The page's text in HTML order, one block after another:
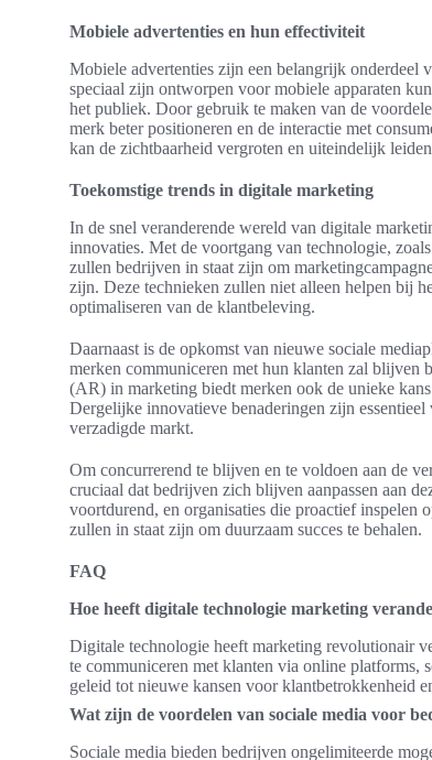
Mobiele advertenties en hun effectiviteit
Mobiele advertenties zijn een belangrijk onderdeel
speciaal zijn ontworpen voor mobiele apparaten
het publiek. Door gebruik te maken van de
merk beter positioneren en de interactie met
kan de zichtbaarheid vergroten en uiteindelijk
Toekomstige trends in digitale marketing
In de snel veranderende wereld van digitale
innovaties. Met de voortgang van technologie,
zullen bedrijven in staat zijn om
zijn. Deze technieken zullen niet alleen helpen bij
optimaliseren van de klantbeleving.
Daarnaast is de opkomst van nieuwe sociale
merken communiceren met hun klanten zal blijven
(AR) in marketing biedt merken ook de unieke
Dergelijke innovatieve benaderingen zijn
verzadigde markt.
Om concurrerend te blijven en te voldoen aan de
cruciaal dat bedrijven zich blijven aanpassen aan
voortdurend, en organisaties die proactief inspelen
zullen in staat zijn om duurzaam succes te behalen.
FAQ
Hoe heeft digitale technologie marketing
Digitale technologie heeft marketing revolutionair
te communiceren met klanten via online platforms,
geleid tot nieuwe kansen voor klantbetrokkenheid
Wat zijn de voordelen van sociale media voor
Sociale media bieden bedrijven ongelimiteerde